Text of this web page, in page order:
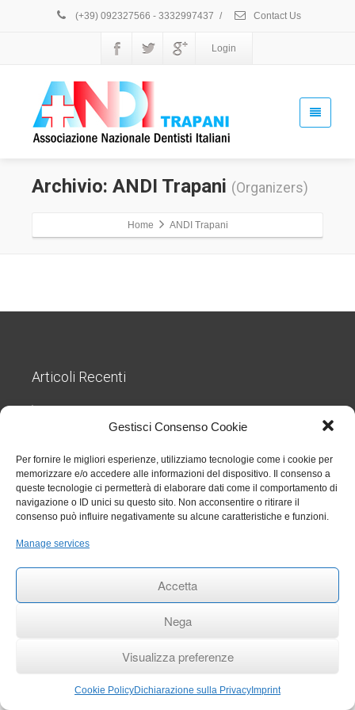
Gestisci Consenso Cookie
Per fornire le migliori esperienze, utilizziamo tecnologie come i cookie per
memorizzare e/o accedere alle informazioni del dispositivo. Il consenso a
queste tecnologie ci permetterà di elaborare dati come il comportamento di
navigazione o ID unici su questo sito. Non acconsentire o ritirare il
consenso può influire negativamente su alcune caratteristiche e funzioni.
Manage services
Accetta
Nega
Visualizza preferenze
Cookie PolicyDichiarazione sulla Privacy Imprint
(+39) 092327566 - 3332997437 / Contact Us
Login
Archivio: ANDI Trapani (Organizers)
Home ANDI Trapani
Articoli Recenti
Nuove regole sul TFR dal 1° luglio 2026: cosa cambia
per gli studi odontoiatrici 27 Luglio 2026
triennio 2023 2025 27 Luglio 2026
Circolare 006 aggiornamenti RENTRI 29 Gennaio 2026
Rinvio termini per obbligo stipula polizza per eventi
catastrofali 1 Aprile 2025
RINNOVO COMMISSIONE ALBO ODONTOIATRI DI
TRAPANI
ANDI Trapani- Copyright © 2017 by Toti Valerio 2026
Analisi dei Cookie
Dichiarazione sulla Privacy
/ Disconoscimento